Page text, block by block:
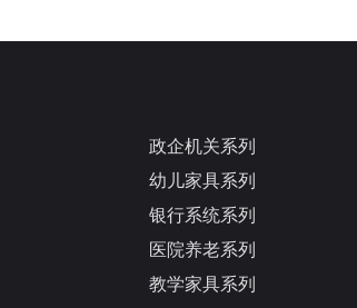
政企机关系列
幼儿家具系列
银行系统系列
医院养老系列
教学家具系列